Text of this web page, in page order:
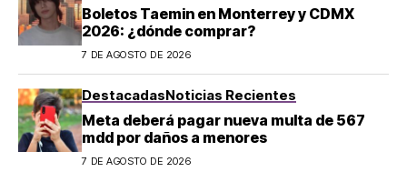
Boletos Taemin en Monterrey y CDMX
2026: ¿dónde comprar?
7 DE AGOSTO DE 2026
DestacadasNoticias Recientes
Meta deberá pagar nueva multa de 567
mdd por daños a menores
7 DE AGOSTO DE 2026